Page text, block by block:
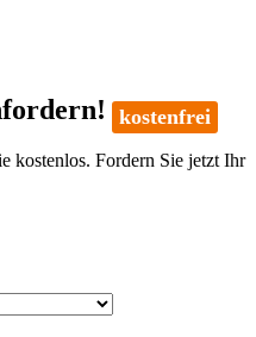
kostenfrei
kostenlos. Fordern Sie jetzt Ihr